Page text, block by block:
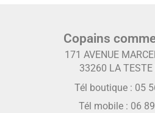
Copains
171 AVENUE
33260 LA TESTE
Tél boutique : 05
Tél mobile : 06